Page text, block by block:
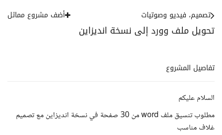
تحويل ملف وورد إلى نسخة انديزاين
تصميم، فيديو وصوتيات أضف مشروع مماثل
تفاصيل المشروع
السلام عليكم
مطلوب تنسيق ملف word من 30 صفحة في نسخة انديزاين مع تصميم
غلاف مناسب